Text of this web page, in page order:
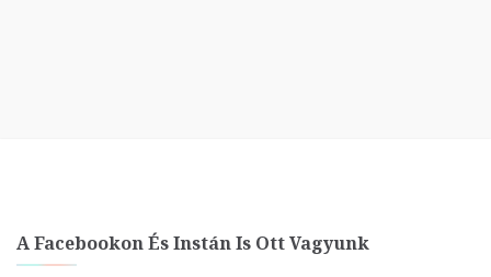
A Facebookon És Instán Is Ott Vagyunk